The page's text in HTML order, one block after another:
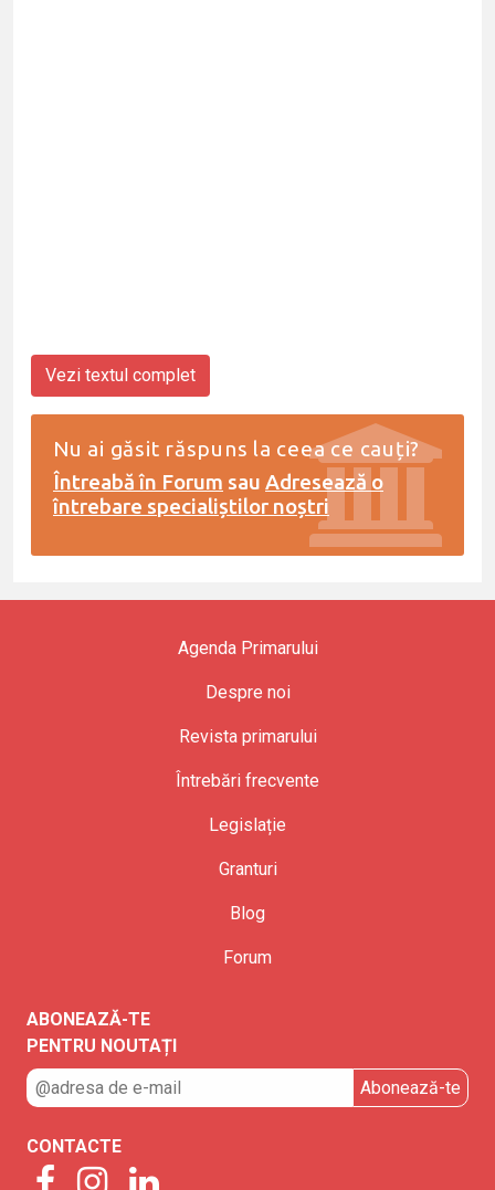
Vezi textul complet
Nu ai găsit răspuns la ceea ce cauți?
Întreabă în Forum sau Adresează o
întrebare specialiștilor noștri
Agenda Primarului
Despre noi
Revista primarului
Întrebări frecvente
Legislație
Granturi
Blog
Forum
ABONEAZĂ-TE
PENTRU NOUTAȚI
CONTACTE